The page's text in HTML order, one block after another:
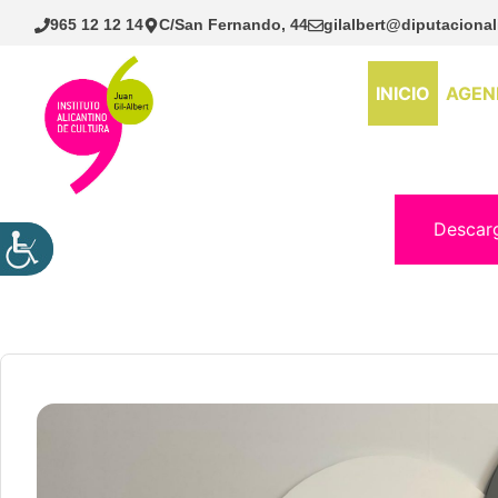
Saltar
965 12 12 14 C/San Fernando, 44
INICIO